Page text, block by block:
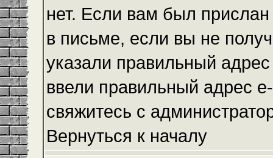
нет. Если вам был
в письме, если вы не
указали правильный
ввели правильный адрес
свяжитесь с
Вернуться к началу